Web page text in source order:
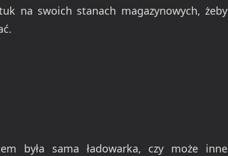
na swoich stanach magazynowych, żeby
była sama ładowarka, czy może inne